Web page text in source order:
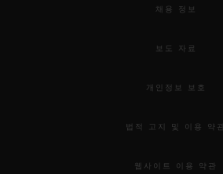
채용 정보
보도 자료
개인정보 보호
법적 고지 및 이용 약관
웹사이트 이용 약관